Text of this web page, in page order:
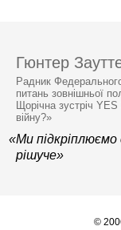
Гюнтер
Радник
питань зовнішньої
Щорічна зустріч
війну?»
«Ми підкріплюємо
рішуче»
©